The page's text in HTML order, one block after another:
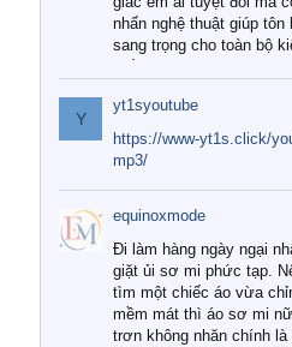
nhấn nghệ thuật giúp tôn
sang trọng cho toàn bộ
Tuy nhiên, giữa thị trường
với vô vàn thương hiệu
như hiện nay, làm thế nào
được những bộ chăn ga
cấp thực sự chất lượng,
khí hậu và nhu cầu sử
đình? Hãy cùng chúng
giải đáp chi tiết qua bài
1. Tại sao các gia đình
chuộng chăn ga gối đệm
Y
yt1syoutube
https://www-yt1s.click/
mp3/
equinoxmode
Đi làm hàng ngày ngại
giặt ủi sơ mi phức tạp.
tìm một chiếc áo vừa
mềm mát thì áo sơ mi
trơn không nhăn chính